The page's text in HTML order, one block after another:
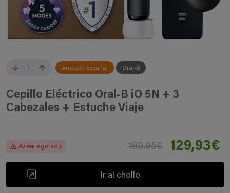
1 Amazon España Oral-B
Cepillo Eléctrico Oral-B iO 5N + 3
Cabezales + Estuche Viaje
Avisar agotado 189,95€ 129,93€
Ir al chollo